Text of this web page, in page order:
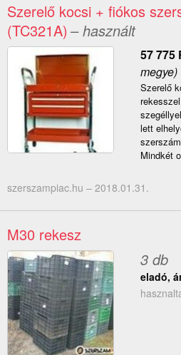
Szerelő kocsi + fiókos
(TC321A) – használt
57 775
megye)
Szerelő
lett
Mindkét
szerszampiac.hu – 2018.01.31.
M30 rekesz
3 db
eladó,